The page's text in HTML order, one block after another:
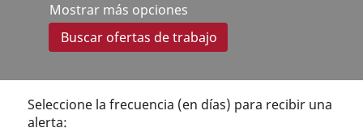
Mostrar más opciones
Seleccione la frecuencia (en días) para recibir una
alerta: